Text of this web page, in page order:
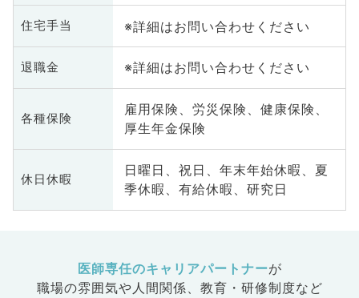
住宅手当 ※詳細はお問い合わせください
退職金 ※詳細はお問い合わせください
各種保険
雇用保険、労災保険、健康保険、
厚生年金保険
休日休暇
日曜日、祝日、年末年始休暇、夏
季休暇、有給休暇、研究日
医師専任のキャリアパートナーが
職場の雰囲気や人間関係、 教育・研修制度など